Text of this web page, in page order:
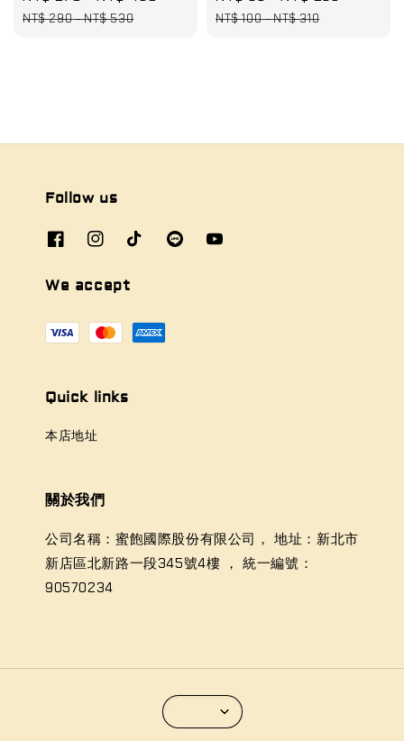
price
NT$ 290-NT$ 530
price
NT$ 100-NT$ 310
Follow us
We accept
Quick links
本店地址
關於我們
公司名稱：蜜飽國際股份有限公司， 地址：新北市
新店區北新路一段345號4樓 ， 統一編號：
90570234